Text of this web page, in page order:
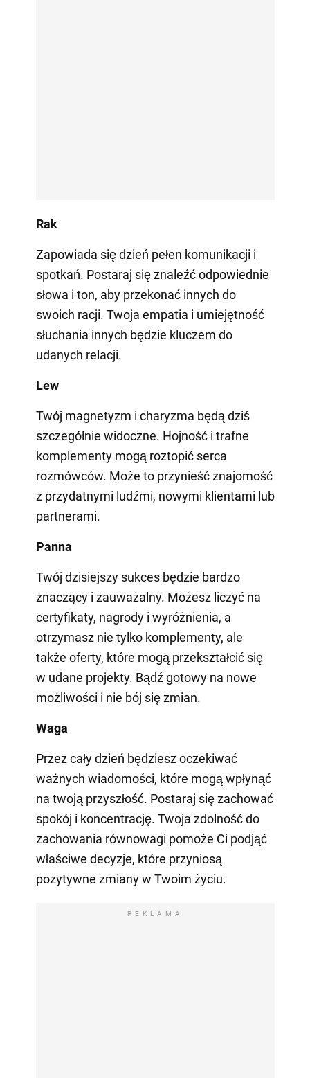
Rak
Zapowiada się dzień pełen komunikacji i
spotkań. Postaraj się znaleźć odpowiednie
słowa i ton, aby przekonać innych do
swoich racji. Twoja empatia i umiejętność
słuchania innych będzie kluczem do
udanych relacji.
Lew
Twój magnetyzm i charyzma będą dziś
szczególnie widoczne. Hojność i trafne
komplementy mogą roztopić serca
rozmówców. Może to przynieść znajomość
z przydatnymi ludźmi, nowymi klientami lub
partnerami.
Panna
Twój dzisiejszy sukces będzie bardzo
znaczący i zauważalny. Możesz liczyć na
certyfikaty, nagrody i wyróżnienia, a
otrzymasz nie tylko komplementy, ale
także oferty, które mogą przekształcić się
w udane projekty. Bądź gotowy na nowe
możliwości i nie bój się zmian.
Waga
Przez cały dzień będziesz oczekiwać
ważnych wiadomości, które mogą wpłynąć
na twoją przyszłość. Postaraj się zachować
spokój i koncentrację. Twoja zdolność do
zachowania równowagi pomoże Ci podjąć
właściwe decyzje, które przyniosą
pozytywne zmiany w Twoim życiu.
REKLAMA